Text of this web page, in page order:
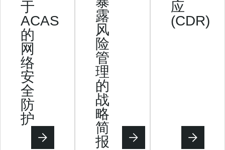
于
ACAS
的
网
络
安
全
防
护
露
风
险
管
理
的
战
略
简
报
应
(CDR)